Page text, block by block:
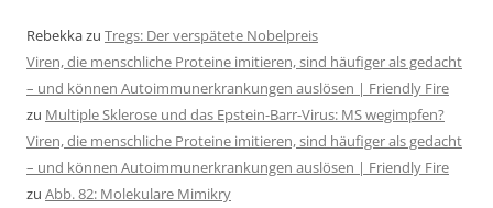
Rebekkazu Tregs: Der verspätete Nobelpreis
Viren, die menschliche Proteine imitieren, sind häufiger als gedacht
– und können Autoimmunerkrankungen auslösen | Friendly Fire
zu Multiple Sklerose und das Epstein-Barr-Virus: MS wegimpfen?
Viren, die menschliche Proteine imitieren, sind häufiger als gedacht
– und können Autoimmunerkrankungen auslösen | Friendly Fire
zu Abb. 82: Molekulare Mimikry